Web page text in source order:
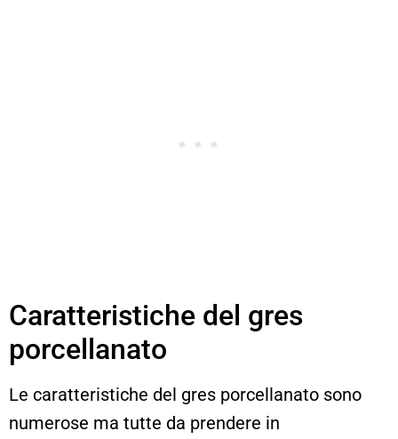
Caratteristiche del gres
porcellanato
Le caratteristiche del gres porcellanato sono
numerose ma tutte da prendere in